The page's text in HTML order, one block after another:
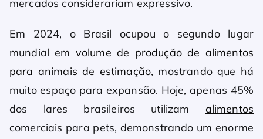
mercados considerariam expressivo.
Em 2024, o Brasil ocupou o segundo lugar
mundial em volume de produção de alimentos
para animais de estimação, mostrando que há
muito espaço para expansão. Hoje, apenas 45%
dos lares brasileiros utilizam alimentos
comerciais para pets, demonstrando um enorme